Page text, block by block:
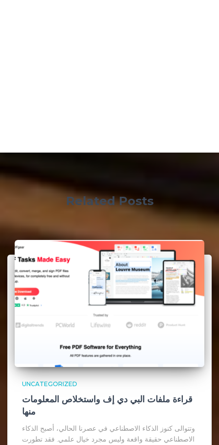
Related Posts
UNCATEGORIZED
قراءة ملفات البي دي إف واستخلاص المعلومات
منها
وتتوالى كنوز الذكاء الاصطناعي في عصرنا الحالي، أصبح الذكاء
الاصطناعي حقيقة واقعة وليس مجرد خيال علمي. فقد تطورت